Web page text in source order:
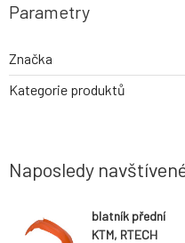
Parametry
Značka
Kategorie produktů
Naposledy
blatník přední
KTM, RTECH